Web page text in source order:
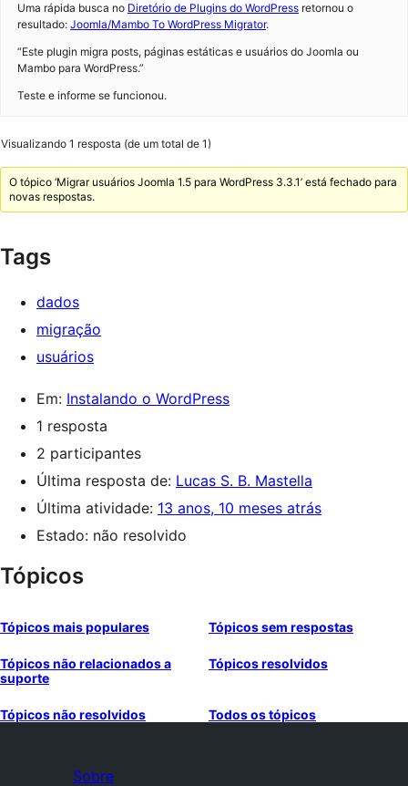
Uma rápida busca no Diretório de Plugins do WordPress retornou o
resultado: Joomla/Mambo To WordPress Migrator.
“Este plugin migra posts, páginas estáticas e usuários do Joomla ou
Mambo para WordPress.”
Teste e informe se funcionou.
Visualizando 1 resposta (de um total de 1)
O tópico ‘Migrar usuários Joomla 1.5 para WordPress 3.3.1’ está fechado para
novas respostas.
Tags
dados
migração
usuários
Em: Instalando o WordPress
1 resposta
2 participantes
Última resposta de: Lucas S. B. Mastella
Última atividade: 13 anos, 10 meses atrás
Estado: não resolvido
Tópicos
Tópicos mais populares Tópicos sem respostas
Tópicos não relacionados a
suporte
Tópicos resolvidos
Tópicos não resolvidos Todos os tópicos
Sobre